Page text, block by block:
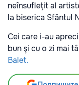
neînsufleţit al
la biserica Sfântul
Cei care i-au
bun şi cu o zi mai
Balet.